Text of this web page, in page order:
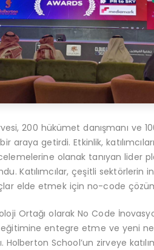
200 hükümet danışmanı ve
bir araya getirdi. Etkinlik,
olanak tanıyan lider
Katılımcılar, çeşitli
elde etmek için no-code
Ortağı olarak No Code
eğitimine entegre etme ve yeni
Holberton School’un zirveye